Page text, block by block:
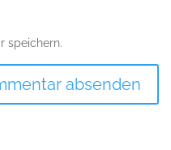
speichern.